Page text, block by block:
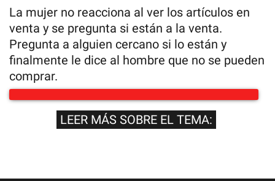
La mujer no reacciona al ver los artículos en
venta y se pregunta si están a la venta.
Pregunta a alguien cercano si lo están y
finalmente le dice al hombre que no se pueden
comprar.
LEER MÁS SOBRE EL TEMA: